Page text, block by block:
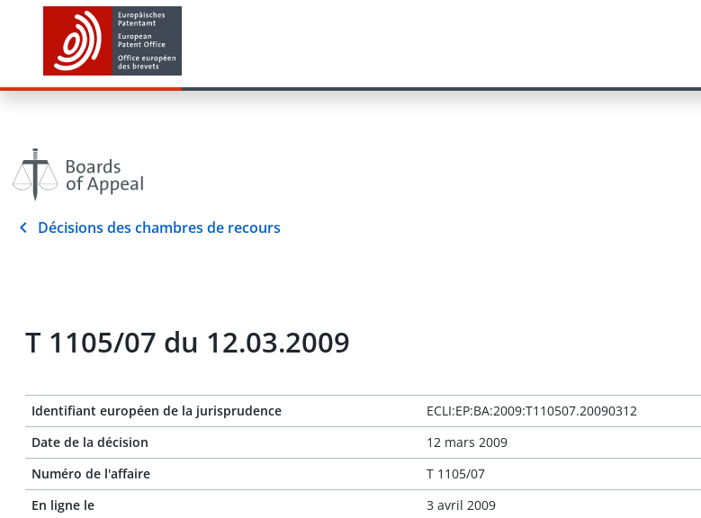
Décisions des chambres de recours
T 1105/07 du 12.03.2009
Identifiant européen de la jurisprudence
ECLI:EP:BA:2009:T110507.20090312
Date de la décision
12 mars 2009
Numéro de l'affaire
T 1105/07
En ligne le
3 avril 2009